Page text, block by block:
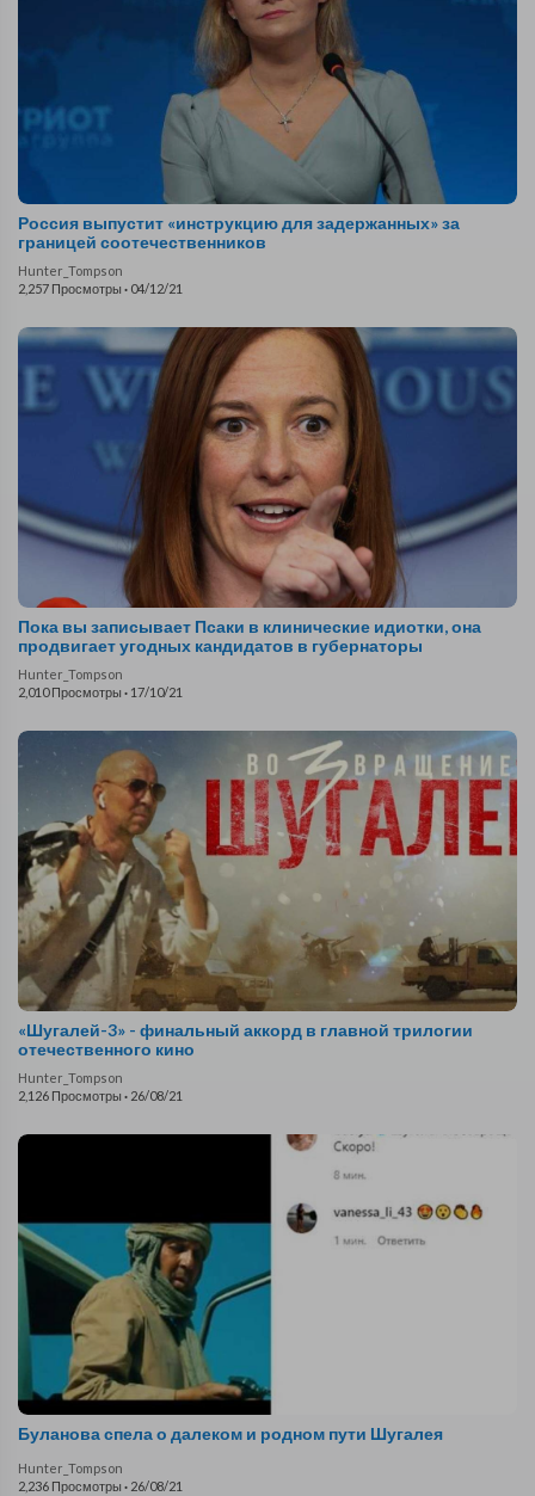
Россия выпустит «инструкцию для задержанных» за
границей соотечественников
Hunter_Tompson
2,257 Просмотры · 04/12/21
Пока вы записывает Псаки в клинические идиотки, она
продвигает угодных кандидатов в губернаторы
Hunter_Tompson
2,010 Просмотры · 17/10/21
«Шугалей-3» - финальный аккорд в главной трилогии
отечественного кино
Hunter_Tompson
2,126 Просмотры · 26/08/21
Буланова спела о далеком и родном пути Шугалея
Hunter_Tompson
2,236 Просмотры · 26/08/21